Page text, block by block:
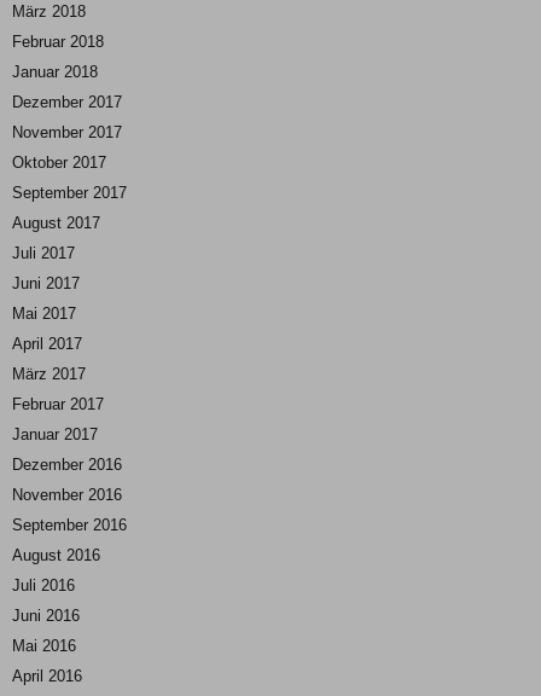
März 2018
Februar 2018
Januar 2018
Dezember 2017
November 2017
Oktober 2017
September 2017
August 2017
Juli 2017
Juni 2017
Mai 2017
April 2017
März 2017
Februar 2017
Januar 2017
Dezember 2016
November 2016
September 2016
August 2016
Juli 2016
Juni 2016
Mai 2016
April 2016